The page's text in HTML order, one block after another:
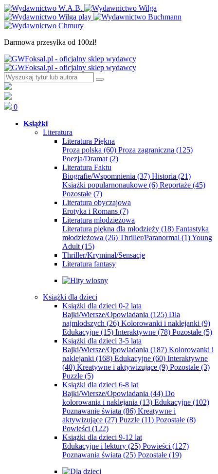
Darmowa przesyłka od 100zł!
0
Książki
Literatura
Literatura Piękna
Proza polska (60) Proza zagraniczna (125)
Poezja/Dramat (2)
Literatura Faktu
Biografie/Wspomnienia (37) Historia (21)
Książki popularnonaukowe (6) Reportaże (45)
Pozostałe (7)
Literatura obyczajowa
Erotyka i Romans (7)
Literatura młodzieżowa
Literatura piękna dla młodzieży (18) Fantastyka
młodzieżowa (26) Thriller/Paranormal (1)Young
Adult (15)
Thriller/Kryminał/Sensacje
Literatura fantasy
Książki dla dzieci
Książki dla dzieci 0-2 lata
Bajki/Wiersze/Opowiadania (125) Dla
najmłodszych (26) Kolorowanki i naklejanki (9)
Edukacyjne (15) Interaktywne (78) Pozostałe (5)
Książki dla dzieci 3-5 lata
Bajki/Wiersze/Opowiadania (187) Kolorowanki i
naklejanki (168) Edukacyjne (60) Interaktywne
(40) Kreatywne i aktywizujące (9) Pozostałe (3)
Puzzle (5)
Książki dla dzieci 6-8 lat
Bajki/Wiersze/Opowiadania (44) Do
kolorowania i naklejania (13) Edukacyjne (102)
Poznawanie świata (86) Kreatywne i
aktywizujące (27) Puzzle (11) Pozostałe (8)
Powieści (122)
Książki dla dzieci 9-12 lat
Edukacyjne i lektury (25) Powieści (127)
Poznawania świata (25) Pozostałe (19)